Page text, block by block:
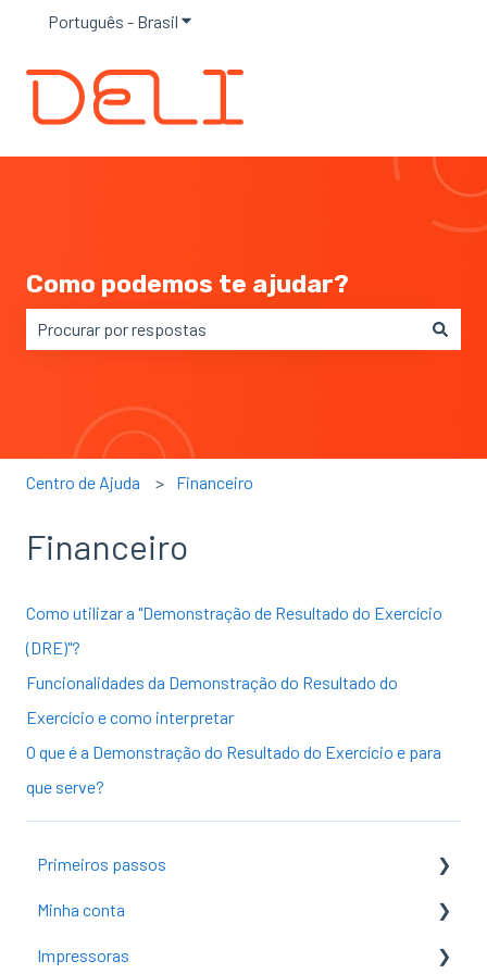
Português - Brasil Mostrar submenu para traduções
Como podemos te ajudar?
Centro de Ajuda Financeiro
Financeiro
Como utilizar a "Demonstração de Resultado do Exercício
(DRE)"?
Funcionalidades da Demonstração do Resultado do
Exercício e como interpretar
O que é a Demonstração do Resultado do Exercício e para
que serve?
Primeiros passos
Criar conta
Mudar senha
Minha conta
Introdução
Impressoras